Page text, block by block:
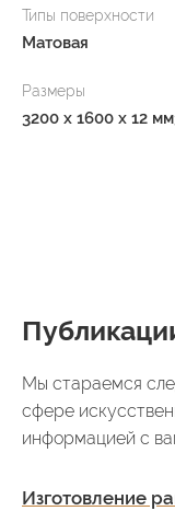
Типы поверхности
Матовая
Размеры
3200 x 1600 x 12 мм
Мы стараемся
сфере
информацией с
Изготовление